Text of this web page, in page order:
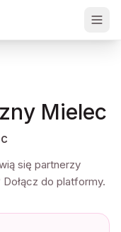
Mielec
się partnerzy
do platformy.